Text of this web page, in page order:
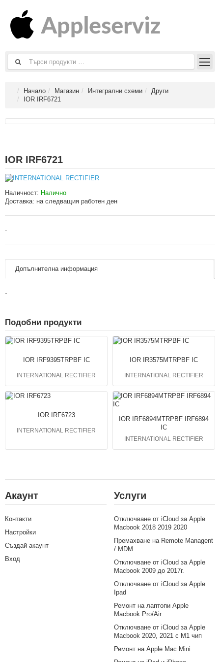
Начало Магазин Интегрални схеми
Други
IOR IRF6721
IOR IRF6721
Наличност: Налично
Доставка: на следващия работен ден
-
Допълнителна информация
-
Подобни продукти
IOR IRF9395TRPBF IC
INTERNATIONAL RECTIFIER
IOR IR3575MTRPBF IC
INTERNATIONAL RECTIFIER
IOR IRF6723
INTERNATIONAL RECTIFIER
IOR IRF6894MTRPBF IRF6894
IC
INTERNATIONAL RECTIFIER
Акаунт
Контакти
Настройки
Създай акаунт
Вход
Услуги
Отключване от iCloud за Apple
Macbook 2018 2019 2020
Премахване на Remote Managent
/ MDM
Отключване от iCloud за Apple
Macbook 2009 до 2017г.
Отключване от iCloud за Apple
Ipad
Ремонт на лаптопи Apple
Macbook Pro/Air
Отключване от iCloud за Apple
Macbook 2020, 2021 с M1 чип
Ремонт на Apple Mac Mini